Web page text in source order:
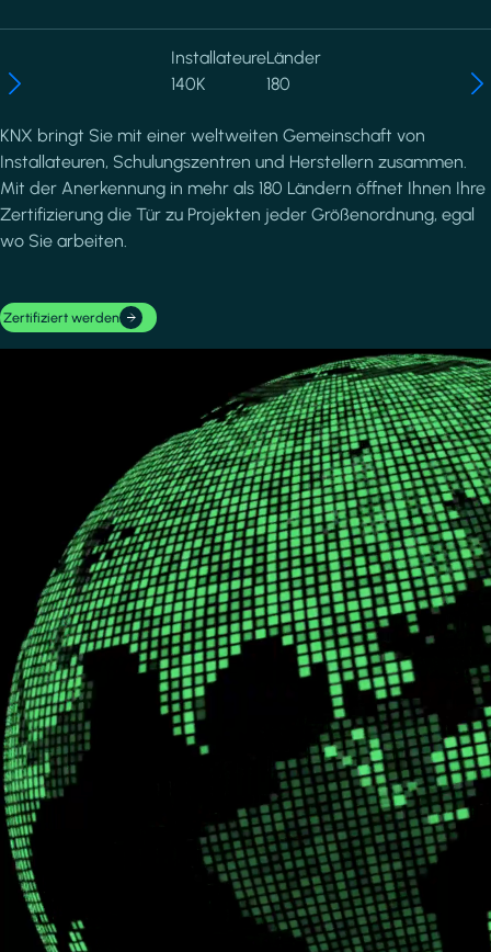
Installateure
140K
Länder
180
KNX bringt Sie mit einer weltweiten Gemeinschaft von
Installateuren, Schulungszentren und Herstellern zusammen.
Mit der Anerkennung in mehr als 180 Ländern öffnet Ihnen Ihre
Zertifizierung die Tür zu Projekten jeder Größenordnung, egal
wo Sie arbeiten.
Zertifiziert werden